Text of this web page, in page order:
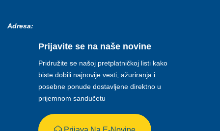
Adresa:
Prijavite se na naše novine
Pridružite se našoj pretplatničkoj listi kako
biste dobili najnovije vesti, ažuriranja i
posebne ponude dostavljene direktno u
prijemnom sandučetu